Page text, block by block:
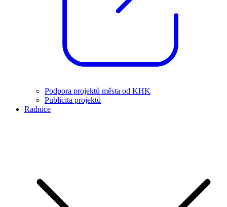
Podpora projektů města od KHK
Publicita projektů
Radnice